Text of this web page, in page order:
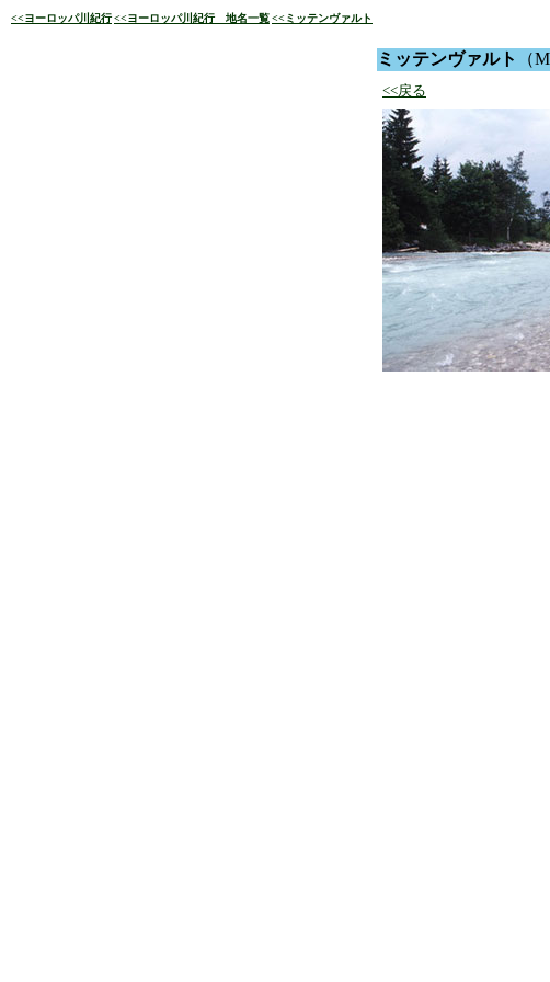
<<ヨーロッパ川紀行<<ヨーロッパ川紀行 地名一覧<<ミッテンヴァルト
ミッテンヴァルト （
<<戻る